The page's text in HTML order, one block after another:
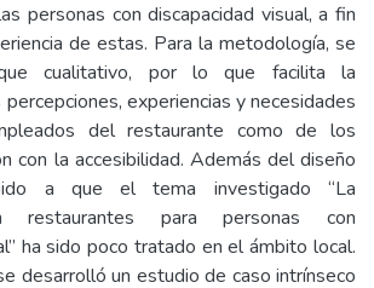
personas con discapacidad visual, a fin
de estas. Para la metodología, se
cualitativo, por lo que facilita la
experiencias y necesidades
del restaurante como de los
con la accesibilidad. Además del diseño
a que el tema investigado “La
restaurantes para personas con
ha sido poco tratado en el ámbito local.
desarrolló un estudio de caso intrínseco